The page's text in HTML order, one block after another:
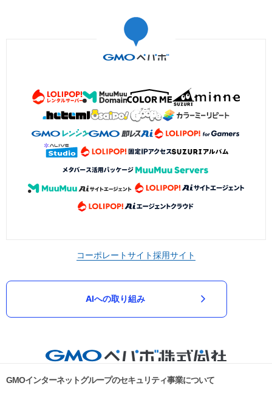
コーポレートサイト採用サイト
AIへの取り組み
GMOインターネットグループのセキュリティ事業について